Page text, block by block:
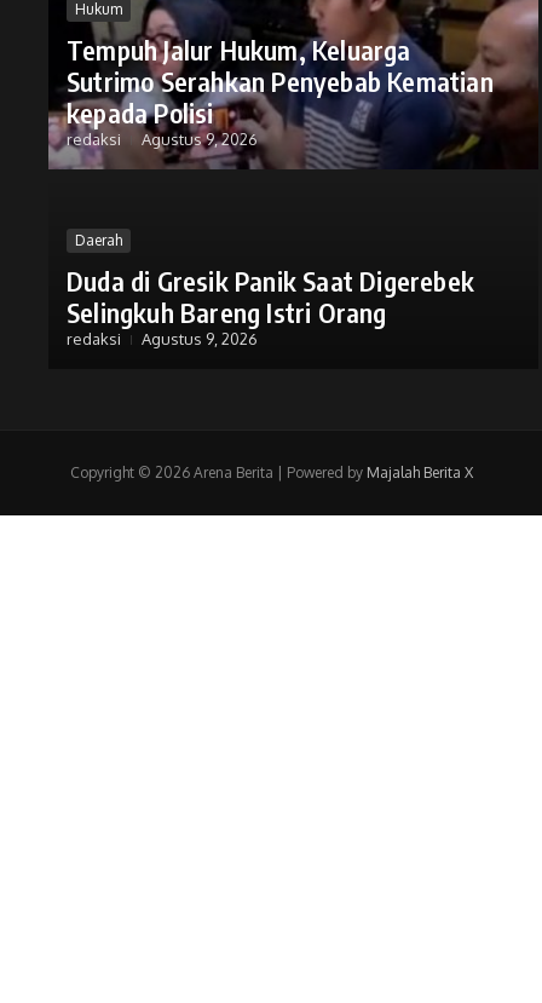
Hukum
Tempuh Jalur Hukum, Keluarga
Sutrimo Serahkan Penyebab Kematian
kepada Polisi
redaksi Agustus 9, 2026
Daerah
Duda di Gresik Panik Saat Digerebek
Selingkuh Bareng Istri Orang
redaksi Agustus 9, 2026
Copyright © 2026 Arena Berita | Powered by Majalah Berita X